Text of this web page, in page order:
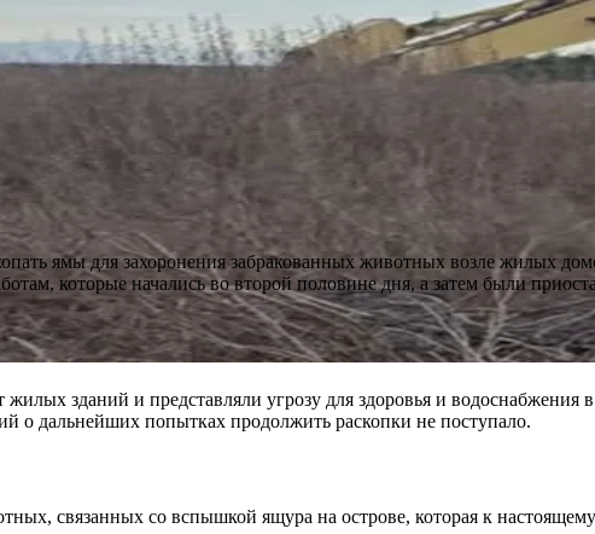
ямы для захоронения забракованных животных возле жилых
которые начались во второй половине дня, а затем были
зданий и представляли угрозу для здоровья и водоснабжения
о дальнейших попытках продолжить раскопки не поступало.
связанных со вспышкой ящура на острове, которая к